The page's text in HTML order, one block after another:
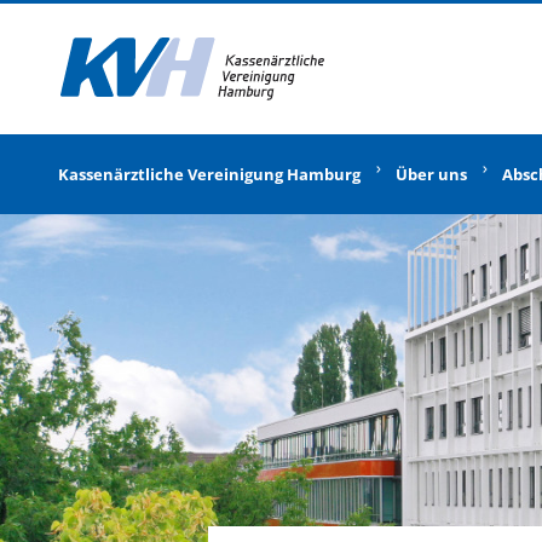
Kassenärztliche Vereinigung Hamburg Über uns